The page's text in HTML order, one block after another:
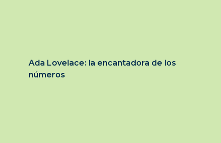
Ada Lovelace: la encantadora de los
números